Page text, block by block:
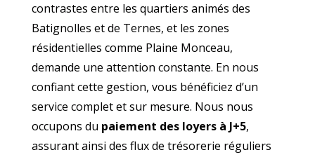
contrastes entre les quartiers animés des
Batignolles et de Ternes, et les zones
résidentielles comme Plaine Monceau,
demande une attention constante. En nous
confiant cette gestion, vous bénéficiez d’un
service complet et sur mesure. Nous nous
occupons du paiement des loyers à J+5,
assurant ainsi des flux de trésorerie réguliers